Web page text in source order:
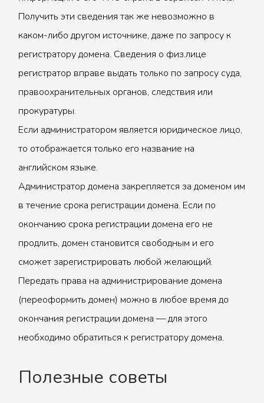
Получить эти сведения так же невозможно в
каком-либо другом источнике, даже по запросу к
регистратору домена. Сведения о физ.лице
регистратор вправе выдать только по запросу суда,
правоохранительных органов, следствия или
прокуратуры.
Если администратором является юридическое лицо,
то отображается только его название на
английском языке.
Администратор домена закрепляется за доменом им
в течение срока регистрации домена. Если по
окончанию срока регистрации домена его не
продлить, домен становится свободным и его
сможет зарегистрировать любой желающий.
Передать права на администрирование домена
(переоформить домен) можно в любое время до
окончания регистрации домена — для этого
необходимо обратиться к регистратору домена.
Полезные советы